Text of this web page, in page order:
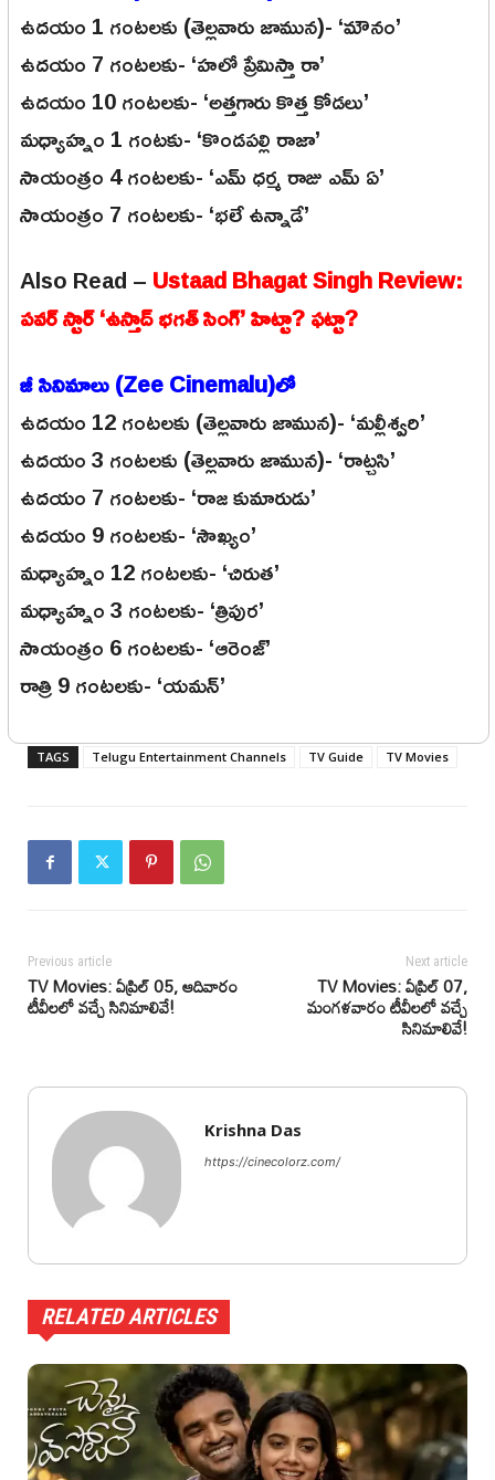
ఉదయం 1 గంటలకు (తెల్లవారు జామున)- ‘మౌనం’
ఉదయం 7 గంటలకు- ‘హలో ప్రేమిస్తా రా’
ఉదయం 10 గంటలకు- ‘అత్తగారు కొత్త కోడలు’
మధ్యాహ్నం 1 గంటకు- ‘కొండపల్లి రాజా’
సాయంత్రం 4 గంటలకు- ‘ఎమ్ ధర్మ రాజు ఎమ్ ఏ’
సాయంత్రం 7 గంటలకు- ‘భలే ఉన్నాడే’
Also Read –Ustaad Bhagat Singh Review:
పవర్ స్టార్ ‘ఉస్తాద్ భగత్ సింగ్’ హిట్టా? ఫట్టా?
జీ సినిమాలు (Zee Cinemalu)లో
ఉదయం 12 గంటలకు (తెల్లవారు జామున)- ‘మల్లీశ్వరి’
ఉదయం 3 గంటలకు (తెల్లవారు జామున)- ‘రాట్చసి’
ఉదయం 7 గంటలకు- ‘రాజ కుమారుడు’
ఉదయం 9 గంటలకు- ‘సౌఖ్యం’
మధ్యాహ్నం 12 గంటలకు- ‘చిరుత’
మధ్యాహ్నం 3 గంటలకు- ‘త్రిపుర’
సాయంత్రం 6 గంటలకు- ‘ఆరెంజ్’
రాత్రి 9 గంటలకు- ‘యమన్’
TAGS Telugu Entertainment Channels TV Guide TV Movies
Previous article
TV Movies: ఏప్రిల్ 05, ఆదివారం
టీవీలలో వచ్చే సినిమాలివే!
Next article
TV Movies: ఏప్రిల్ 07,
మంగళవారం టీవీలలో వచ్చే
సినిమాలివే!
Krishna Das
https://cinecolorz.com/
RELATED ARTICLES